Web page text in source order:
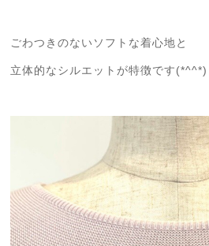
ごわつきのないソフトな着心地と
立体的なシルエットが特徴です(*^^*)